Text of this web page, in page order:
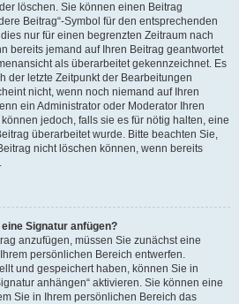
löschen. Sie können einen Beitrag
Beitrag“-Symbol für den entsprechenden
nur für einen begrenzten Zeitraum nach
bereits jemand auf Ihren Beitrag geantwortet
als überarbeitet gekennzeichnet. Es
der letzte Zeitpunkt der Bearbeitungen
nicht, wenn noch niemand auf Ihren
ein Administrator oder Moderator Ihren
jedoch, falls sie es für nötig halten, eine
überarbeitet wurde. Bitte beachten Sie,
nicht löschen können, wenn bereits
Signatur anfügen?
anzufügen, müssen Sie zunächst eine
persönlichen Bereich entwerfen.
und gespeichert haben, können Sie in
anhängen“ aktivieren. Sie können eine
Sie in Ihrem persönlichen Bereich das